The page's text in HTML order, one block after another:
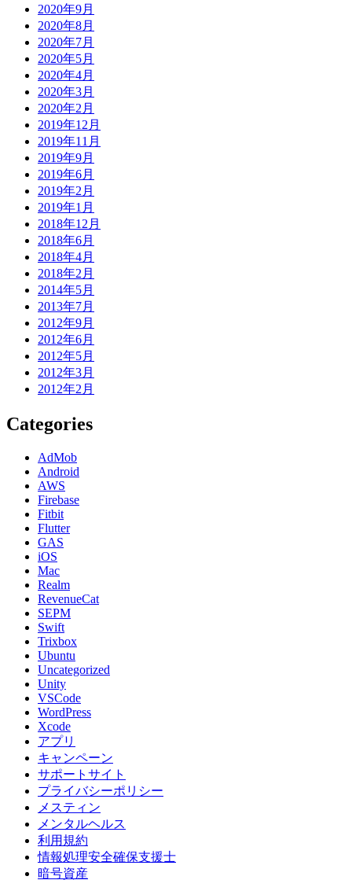
2020年9月
2020年8月
2020年7月
2020年5月
2020年4月
2020年3月
2020年2月
2019年12月
2019年11月
2019年9月
2019年6月
2019年2月
2019年1月
2018年12月
2018年6月
2018年4月
2018年2月
2014年5月
2013年7月
2012年9月
2012年6月
2012年5月
2012年3月
2012年2月
Categories
AdMob
Android
AWS
Firebase
Fitbit
Flutter
GAS
iOS
Mac
Realm
RevenueCat
SEPM
Swift
Trixbox
Ubuntu
Uncategorized
Unity
VSCode
WordPress
Xcode
アプリ
キャンペーン
サポートサイト
プライバシーポリシー
メスティン
メンタルヘルス
利用規約
情報処理安全確保支援士
暗号資産